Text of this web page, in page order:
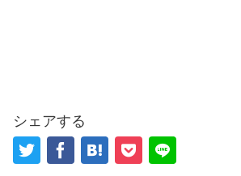
シェアする